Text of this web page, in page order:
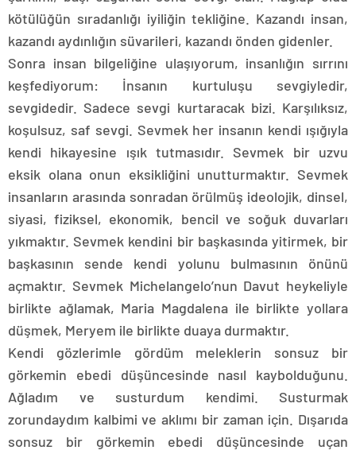
kötülüğün sıradanlığı iyiliğin tekliğine. Kazandı insan,
kazandı aydınlığın süvarileri, kazandı önden gidenler.
Sonra insan bilgeliğine ulaşıyorum, insanlığın sırrını
keşfediyorum: İnsanın kurtuluşu sevgiyledir,
sevgidedir. Sadece sevgi kurtaracak bizi. Karşılıksız,
koşulsuz, saf sevgi. Sevmek her insanın kendi ışığıyla
kendi hikayesine ışık tutmasıdır. Sevmek bir uzvu
eksik olana onun eksikliğini unutturmaktır. Sevmek
insanların arasında sonradan örülmüş ideolojik, dinsel,
siyasi, fiziksel, ekonomik, bencil ve soğuk duvarları
yıkmaktır. Sevmek kendini bir başkasında yitirmek, bir
başkasının sende kendi yolunu bulmasının önünü
açmaktır. Sevmek Michelangelo’nun Davut heykeliyle
birlikte ağlamak, Maria Magdalena ile birlikte yollara
düşmek, Meryem ile birlikte duaya durmaktır.
Kendi gözlerimle gördüm meleklerin sonsuz bir
görkemin ebedi düşüncesinde nasıl kaybolduğunu.
Ağladım ve susturdum kendimi. Susturmak
zorundaydım kalbimi ve aklımı bir zaman için. Dışarıda
sonsuz bir görkemin ebedi düşüncesinde uçan